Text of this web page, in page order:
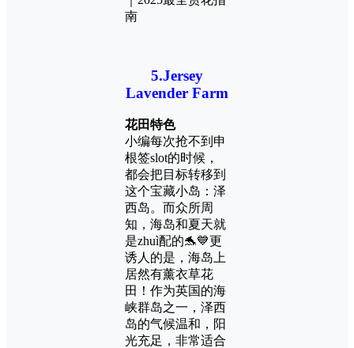
5.Jersey
Lavender Farm
花田特色
小编每次抢不到申
根签slot的时候，
都会把目标转移到
这个宝藏小岛：泽
西岛。而众所周
知，海岛和夏天就
是zhuì配的🐬💙更
诱人的是，海岛上
居然有薰衣草花
田！作为英国的海
峡群岛之一，泽西
岛的气候温和，阳
光充足，非常适合